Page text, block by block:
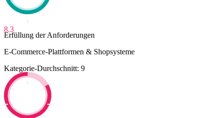
8.3
Erfüllung der Anforderungen
E-Commerce-Plattformen & Shopsysteme
Kategorie-Durchschnitt: 9